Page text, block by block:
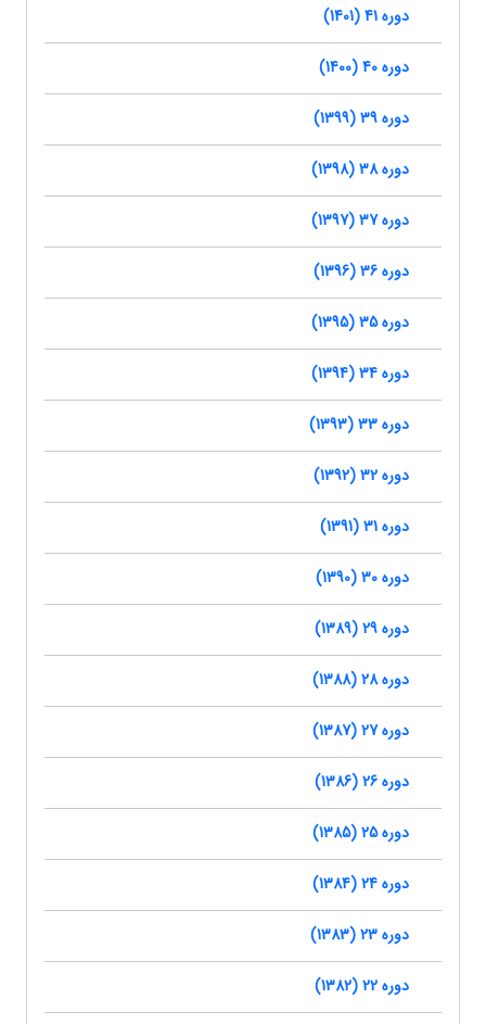
دوره 41 (1401)
دوره 40 (1400)
دوره 39 (1399)
دوره 38 (1398)
دوره 37 (1397)
دوره 36 (1396)
دوره 35 (1395)
دوره 34 (1394)
دوره 33 (1393)
دوره 32 (1392)
دوره 31 (1391)
دوره 30 (1390)
دوره 29 (1389)
دوره 28 (1388)
دوره 27 (1387)
دوره 26 (1386)
دوره 25 (1385)
دوره 24 (1384)
دوره 23 (1383)
دوره 22 (1382)